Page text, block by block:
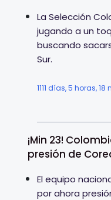
La Selección
jugando a un
buscando
Sur.
1111 días, 5 horas,
¡Min 23!
presión de
El equipo
por ahora